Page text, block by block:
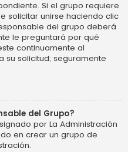
Si el grupo requiere
solicitar unirse haciendo clic
del grupo deberá
le preguntará por qué
continuamente al
su solicitud; seguramente
del Grupo?
por La Administración
en crear un grupo de